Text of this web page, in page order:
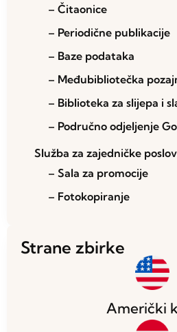
– Čitaonice
– Periodične publikacije
– Baze podataka
– Međubibliotečka
– Biblioteka za slijepa i
– Područno odjeljenje
Služba za zajedničke
– Sala za promocije
– Fotokopiranje
Strane zbirke
Američki